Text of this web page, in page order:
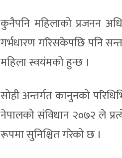
कुनैपनि महिलाको प्रजनन
गर्भधारण गरिसकेपछि पनि
महिला स्वयंमको हुन्छ ।
सोही अन्तर्गत कानुनको
नेपालको संविधान २०७२ ले
रूपमा सुनिश्चित गरेको छ ।